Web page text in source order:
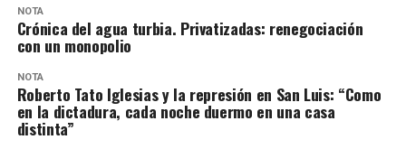
NOTA
Crónica del agua turbia. Privatizadas: renegociación
con un monopolio
NOTA
Roberto Tato Iglesias y la represión en San Luis: “Como
en la dictadura, cada noche duermo en una casa
distinta”